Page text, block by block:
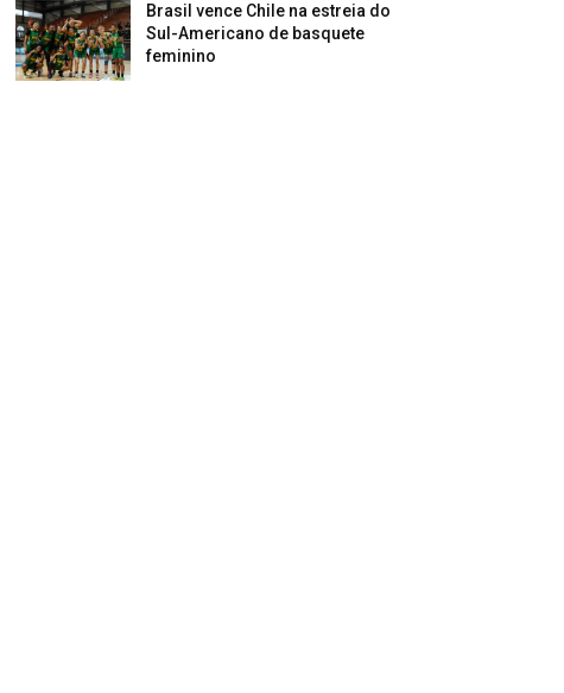
Brasil vence Chile na estreia do
Sul-Americano de basquete
feminino